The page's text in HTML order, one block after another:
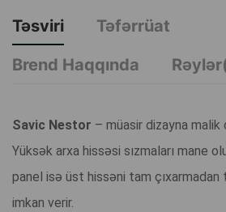
Təsviri
Təfərrüat
Brend Haqqında
Savic Nestor – müasir dizayna malik
Yüksək arxa hissəsi sızmaları mane
panel isə üst hissəni tam
imkan verir.